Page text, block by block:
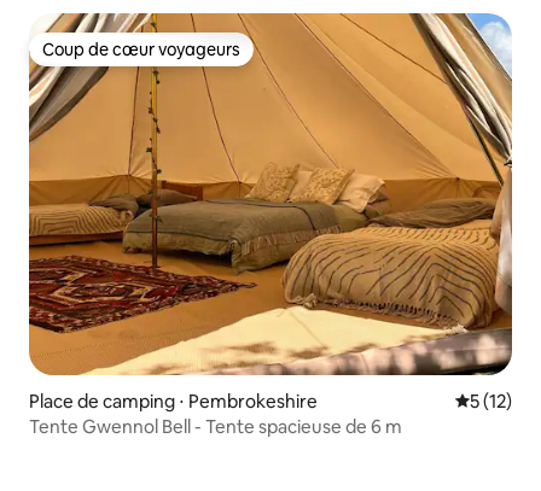
Coup de cœur voyageurs
Coup de cœur voyageurs
Place de camping ⋅ Pembrokeshire
5 (12)
Tente Gwennol Bell - Tente spacieuse de 6 m